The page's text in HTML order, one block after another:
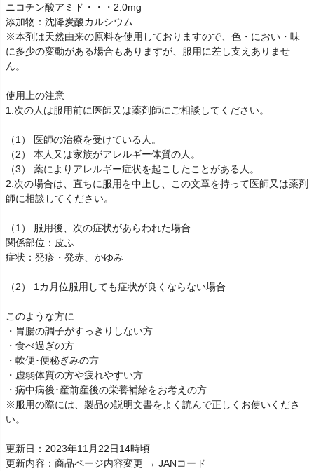
ニコチン酸アミド・・・2.0mg
添加物：沈降炭酸カルシウム
※本剤は天然由来の原料を使用しておりますので、色・におい・味
に多少の変動がある場合もありますが、服用に差し支えありませ
ん。
使用上の注意
1.次の人は服用前に医師又は薬剤師にご相談してください。
（1） 医師の治療を受けている人。
（2） 本人又は家族がアレルギー体質の人。
（3） 薬によりアレルギー症状を起こしたことがある人。
2.次の場合は、直ちに服用を中止し、この文章を持って医師又は薬剤
師に相談してください。
（1） 服用後、次の症状があらわれた場合
関係部位：皮ふ
症状：発疹・発赤、かゆみ
（2） 1カ月位服用しても症状が良くならない場合
このような方に
・胃腸の調子がすっきりしない方
・食べ過ぎの方
・軟便･便秘ぎみの方
・虚弱体質の方や疲れやすい方
・病中病後･産前産後の栄養補給をお考えの方
※服用の際には、製品の説明文書をよく読んで正しくお使いくださ
い。
更新日：2023年11月22日14時頃
更新内容：商品ページ内容変更 → JANコード